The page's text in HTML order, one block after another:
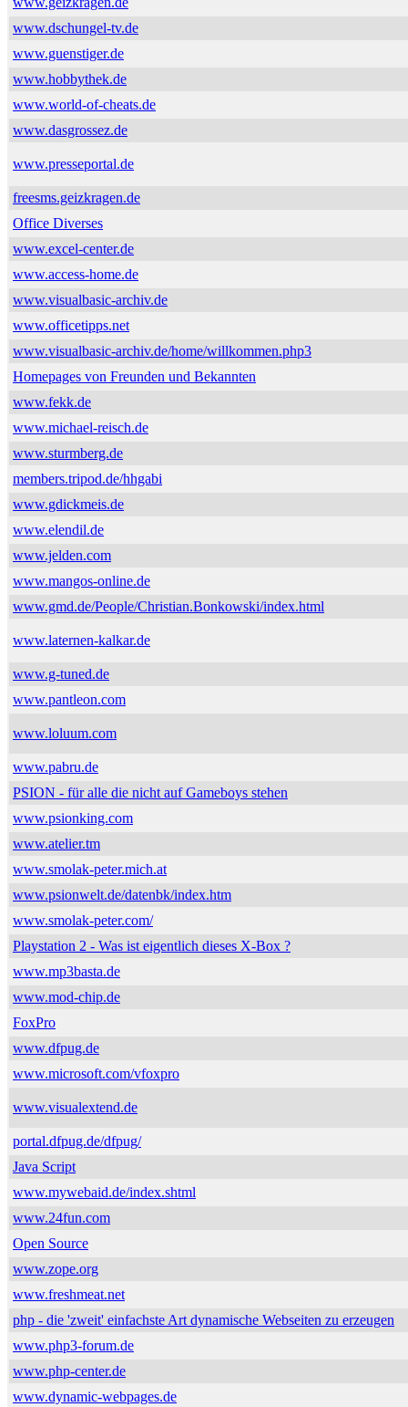
www.dschungel-tv.de
www.guenstiger.de
www.hobbythek.de
www.world-of-cheats.de
www.dasgrossez.de
www.presseportal.de
freesms.geizkragen.de
Office Diverses
www.excel-center.de
www.access-home.de
www.visualbasic-archiv.de
www.officetipps.net
www.visualbasic-archiv.de/home/willkommen.php3
Homepages von Freunden und Bekannten
www.fekk.de
www.michael-reisch.de
www.sturmberg.de
members.tripod.de/hhgabi
www.gdickmeis.de
www.elendil.de
www.jelden.com
www.mangos-online.de
www.gmd.de/People/Christian.Bonkowski/index.html
www.laternen-kalkar.de
www.g-tuned.de
www.pantleon.com
www.loluum.com
www.pabru.de
PSION - für alle die nicht auf Gameboys stehen
www.psionking.com
www.atelier.tm
www.smolak-peter.mich.at
www.psionwelt.de/datenbk/index.htm
www.smolak-peter.com/
Playstation 2 - Was ist eigentlich dieses X-Box ?
www.mp3basta.de
www.mod-chip.de
FoxPro
www.dfpug.de
www.microsoft.com/vfoxpro
www.visualextend.de
portal.dfpug.de/dfpug/
Java Script
www.mywebaid.de/index.shtml
www.24fun.com
Open Source
www.zope.org
www.freshmeat.net
php - die 'zweit' einfachste Art dynamische Webseiten zu erzeugen
www.php3-forum.de
www.php-center.de
www.dynamic-webpages.de